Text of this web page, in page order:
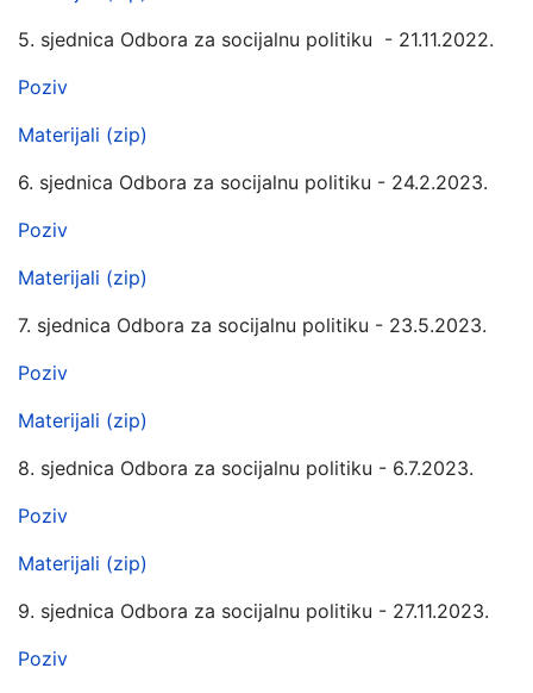
5. sjednica Odbora za socijalnu politiku - 21.11.2022.
Poziv
Materijali (zip)
6. sjednica Odbora za socijalnu politiku - 24.2.2023.
Poziv
Materijali (zip)
7. sjednica Odbora za socijalnu politiku - 23.5.2023.
Poziv
Materijali (zip)
8. sjednica Odbora za socijalnu politiku - 6.7.2023.
Poziv
Materijali (zip)
9. sjednica Odbora za socijalnu politiku - 27.11.2023.
Poziv